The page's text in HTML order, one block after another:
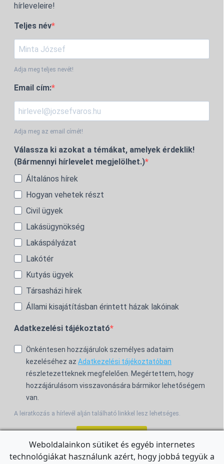
hírleveleire!
Teljes név
Adja meg teljes nevét!
Email cím:
Adja meg az email címét!
Válassza ki azokat a témákat, amelyek érdeklik!
(Bármennyi hírlevelet megjelölhet.)
Általános hírek
Hogyan vehetek részt
Civil ügyek
Lakásügynökség
Lakáspályázat
Lakótér
Kutyás ügyek
Társasházi hírek
Állami kisajátításban érintett házak lakóinak
Adatkezelési tájékoztató
Önkéntesen hozzájárulok személyes adataim
kezeléséhez az Adatkezelési tájékoztatóban
részletezetteknek megfelelően. Megértettem, hogy
hozzájárulásom visszavonására bármikor lehetőségem
van.
A leiratkozás a hírlevél alján található linkkel lesz lehetséges.
Weboldalainkon sütiket és egyéb internetes
technológiákat használunk azért, hogy jobbá tegyük a